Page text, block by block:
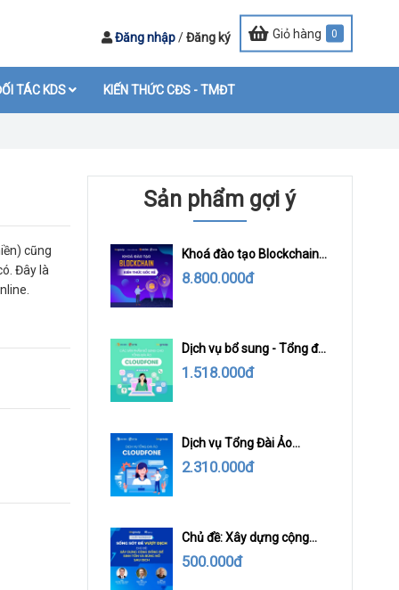
cũng
Đây là
Sản phẩm gợi ý
Khoá đào tạo Blockchain
kiến thức gốc rễ
8.800.000đ
Dịch vụ bổ sung - Tổng đài
ảo Cloudfone
1.518.000đ
Dịch vụ Tổng Đài Ảo
CloudFone
2.310.000đ
Chủ đề: Xây dựng cộng
đồng để sinh tồn và bùng
nổ sau dịch
500.000đ
Đăng nhập/Đăng ký Giỏ hàng 0
TÁC KDS KIẾN THỨC CĐS - TMĐT